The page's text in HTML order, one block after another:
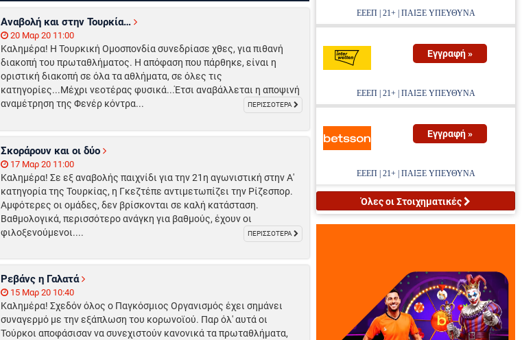
Αναβολή και στην Τουρκία…
20 Μαρ 20 11:00
Καλημέρα! Η Τουρκική Ομοσπονδία συνεδρίασε χθες, για πιθανή
διακοπή του πρωταθλήματος. Η απόφαση που πάρθηκε, είναι η
οριστική διακοπή σε όλα τα αθλήματα, σε όλες τις
κατηγορίες...Μέχρι νεοτέρας φυσικά...Έτσι αναβάλλεται η αποψινή
αναμέτρηση της Φενέρ κόντρα...
ΠΕΡΙΣΣΟΤΕΡΑ
Σκοράρουν και οι δύο
17 Μαρ 20 11:00
Καλημέρα! Σε εξ αναβολής παιχνίδι για την 21η αγωνιστική στην Α'
κατηγορία της Τουρκίας, η Γκεζτέπε αντιμετωπίζει την Ρίζεσπορ.
Αμφότερες οι ομάδες, δεν βρίσκονται σε καλή κατάσταση.
Βαθμολογικά, περισσότερο ανάγκη για βαθμούς, έχουν οι
φιλοξενούμενοι....
ΠΕΡΙΣΣΟΤΕΡΑ
Ρεβάνς η Γαλατά
15 Μαρ 20 10:40
Καλημέρα! Σχεδόν όλος ο Παγκόσμιος Οργανισμός έχει σημάνει
συναγερμό με την εξάπλωση του κορωνοϊού. Παρ όλ' αυτά οι
Τούρκοι αποφάσισαν να συνεχιστούν κανονικά τα πρωταθλήματα,
ΕΕΕΠ | 21+ | ΠΑΙΞΕ ΥΠΕΥΘΥΝΑ
Εγγραφή »
ΕΕΕΠ | 21+ | ΠΑΙΞΕ ΥΠΕΥΘΥΝΑ
Εγγραφή »
ΕΕΕΠ | 21+ | ΠΑΙΞΕ ΥΠΕΥΘΥΝΑ
Όλες οι Στοιχηματικές